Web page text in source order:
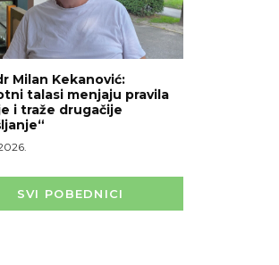
Milan Kekanović:
talasi menjaju pravila
i traže drugačije
SVI POBEDNICI